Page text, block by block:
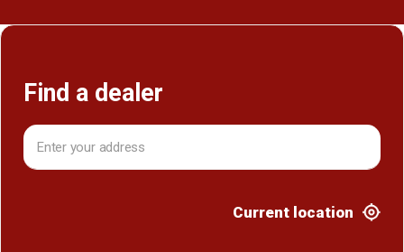
Find a dealer
Current location